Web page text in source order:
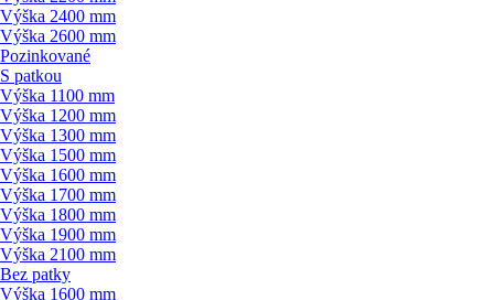
Výška 2400 mm
Výška 2600 mm
Pozinkované
S patkou
Výška 1100 mm
Výška 1200 mm
Výška 1300 mm
Výška 1500 mm
Výška 1600 mm
Výška 1700 mm
Výška 1800 mm
Výška 1900 mm
Výška 2100 mm
Bez patky
Výška 1600 mm